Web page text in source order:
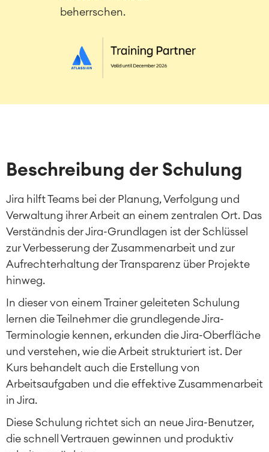
beherrschen.
Beschreibung der Schulung
Jira hilft Teams bei der Planung, Verfolgung und
Verwaltung ihrer Arbeit an einem zentralen Ort. Das
Verständnis der Jira-Grundlagen ist der Schlüssel
zur Verbesserung der Zusammenarbeit und zur
Aufrechterhaltung der Transparenz über Projekte
hinweg.
In dieser von einem Trainer geleiteten Schulung
lernen die Teilnehmer die grundlegende Jira-
Terminologie kennen, erkunden die Jira-Oberfläche
und verstehen, wie die Arbeit strukturiert ist. Der
Kurs behandelt auch die Erstellung von
Arbeitsaufgaben und die effektive Zusammenarbeit
in Jira.
Diese Schulung richtet sich an neue Jira-Benutzer,
die schnell Vertrauen gewinnen und produktiv